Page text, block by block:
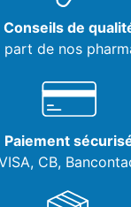
Conseils de
part de nos
Paiement
CB,